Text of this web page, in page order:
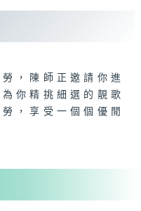
，陳師正邀請你進
你精挑細選的靚歌
，享受一個個優閒